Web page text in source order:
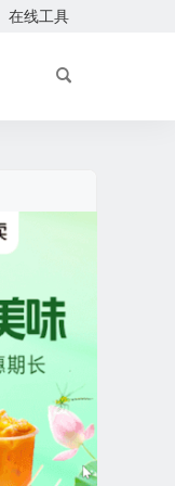
在线工具